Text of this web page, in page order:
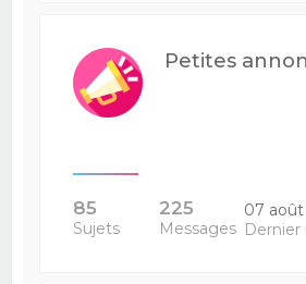
Petites
85
Sujets
225
Messages
07 août
Dernier